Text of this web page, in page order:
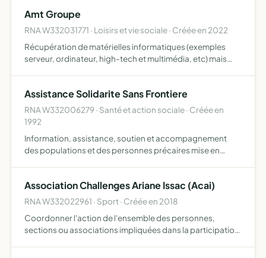
Amt Groupe
RNA W332031771 · Loisirs et vie sociale · Créée en 2022
Récupération de matérielles informatiques (exemples
serveur, ordinateur, high-tech et multimédia, etc) mais
Assistance Solidarite Sans Frontiere
RNA W332006279 · Santé et action sociale · Créée en
1992
Information, assistance, soutien et accompagnement
des populations et des personnes précaires mise en
l'aide humani…
Association Challenges Ariane Issac (Acai)
RNA W332022961 · Sport · Créée en 2018
Coordonner l'action de l'ensemble des personnes,
sections ou associations impliquées dans la participation